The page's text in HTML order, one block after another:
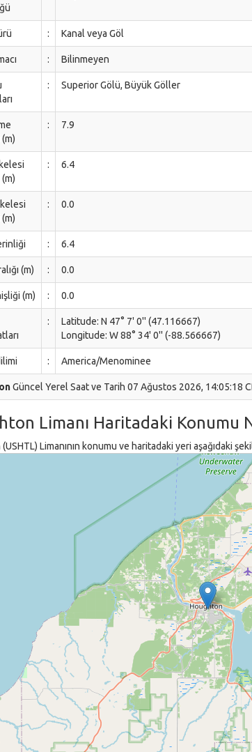
: Kanal veya Göl
: Bilinmeyen
: Superior Gölü, Büyük Göller
: 7.9
: 6.4
: 0.0
: 6.4
(m) : 0.0
(m) : 0.0
:
Latitude: N 47° 7' 0'' (47.116667)
Longitude: W 88° 34' 0'' (-88.566667)
: America/Menominee
Güncel Yerel Saat ve Tarih 07 Ağustos 2026, 14:05:18
Limanı Haritadaki Konumu
Limanının konumu ve haritadaki yeri aşağıdaki